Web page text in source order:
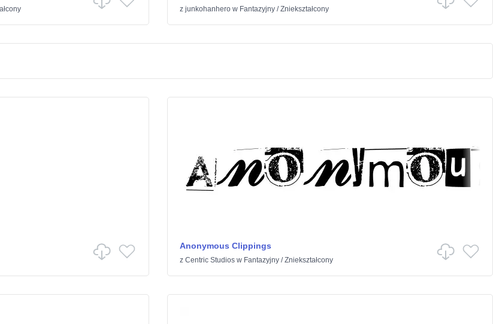
z junkohanherow Fantazyjny/Zniekształcony
Anonymous Clippings
z Centric Studiosw Fantazyjny/Zniekształcony